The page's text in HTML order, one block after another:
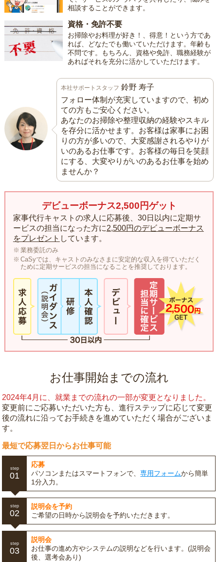
相談することができます。
資格・免許不要
お掃除やお料理が好き！、得意！という方であ
れば、どなたでも働いていただけます。年齢も
不問です。もちろん、資格や免許、職務経験が
あればそれを充分に活かしていただけます。
本社サポートスタッフ 鈴野 寿子
フォロー体制が充実していますので、初め
ての方もご安心ください。
あなたのお掃除や整理収納の経験やスキル
を存分に活かせます。お客様は家事にお困
りの方が多いので、大変感謝されるやりが
いのあるお仕事です。お客様の毎日を笑顔
にする、大変やりがいのあるお仕事を始め
ませんか？
デビューボーナス2,500円ゲット
家事代行キャストの求人に応募後、30日以内に定期サ
ービスの担当になった方に2,500円のデビューボーナス
をプレゼント しています。
業務委託のみ
CaSyでは、キャストのみなさまに安定的な収入を得ていただく
ために定期サービスの担当になることを推奨しております。
お仕事開始までの流れ
2024年4月に、就業までの流れの一部が変更となりました。
変更前にご応募いただいた方も、進行ステップに応じて変更
後の流れに沿ってお手続きを進めていただく場合がございま
す。
最短で応募翌日からお仕事可能
step
01
応募
パソコンまたはスマートフォンで、専用フォームから簡単
1分入力。
step
02
説明会を予約
ご希望の日時から説明会を予約いただきます。
step
03
説明会
お仕事の進め方やシステムの説明などを行います。(説明会
後、選考会あり)